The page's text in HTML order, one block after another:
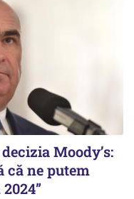
Moody’s:
că ne putem